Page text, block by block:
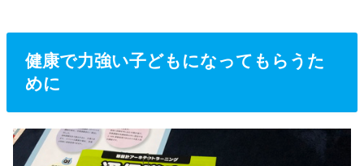
健康で力強い子どもになってもらうた
めに